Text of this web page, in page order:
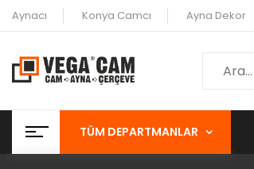
Aynacı Konya Camcı Ayna Dekor
TÜM DEPARTMANLAR